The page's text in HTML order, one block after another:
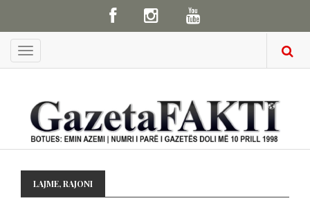
Menu
LAJME,RAJONI